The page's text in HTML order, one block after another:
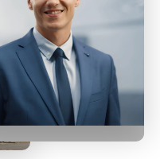
Tobias Späth
Geschäftsführer